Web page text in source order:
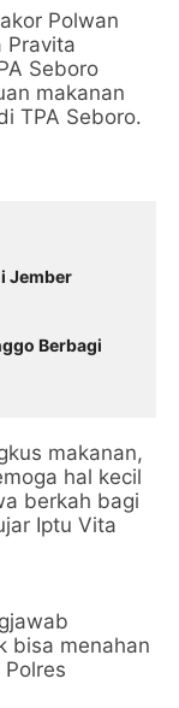
Polwan
Pravita
Seboro
makanan
TPA Seboro.
Jember
Berbagi
makanan,
hal kecil
berkah bagi
Iptu Vita
bisa menahan